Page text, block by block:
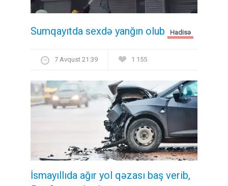
Sumqayıtda sexdə yanğın olub Hadisə
7 Avqust 21:39 1 155
İsmayıllıda ağır yol qəzası baş verib,